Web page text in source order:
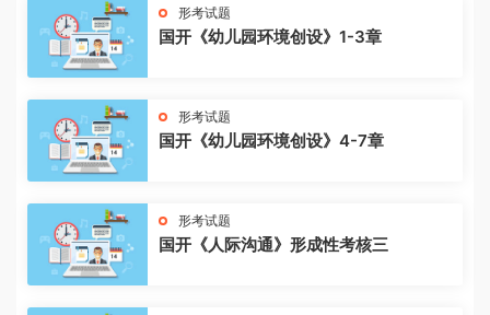
形考试题
国开《幼儿园环境创设》1-3章
形考试题
国开《幼儿园环境创设》4-7章
形考试题
国开《人际沟通》形成性考核三